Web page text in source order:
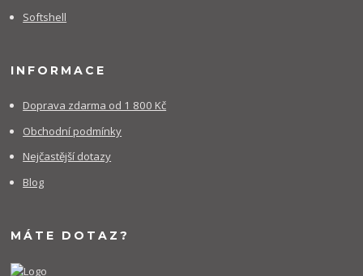
Softshell
INFORMACE
Doprava zdarma od 1 800 Kč
Obchodní podmínky
Nejčastější dotazy
Blog
MÁTE DOTAZ?